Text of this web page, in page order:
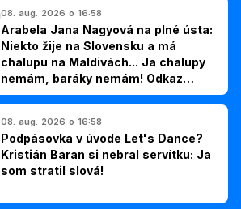
08. aug. 2026 o 16:58
Arabela Jana Nagyová na plné ústa:
Niekto žije na Slovensku a má
chalupu na Maldivách... Ja chalupy
nemám, baráky nemám! Odkaz
Slovákom
08. aug. 2026 o 16:58
Podpásovka v úvode Let's Dance?
Kristián Baran si nebral servítku: Ja
som stratil slová!